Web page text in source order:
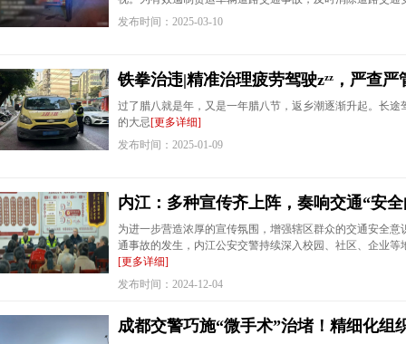
发布时间：2025-03-10
铁拳治违|精准治理疲劳驾驶zᶻᶻ，严查严
过了腊八就是年，又是一年腊八节，返乡潮逐渐升起。长
的大忌[更多详细]
发布时间：2025-01-09
内江：多种宣传齐上阵，奏响交通“安全
为进一步营造浓厚的宣传氛围，增强辖区群众的交通安全
通事故的发生，内江公安交警持续深入校园、社区、企业
[更多详细]
发布时间：2024-12-04
成都交警巧施“微手术”治堵！精细化组